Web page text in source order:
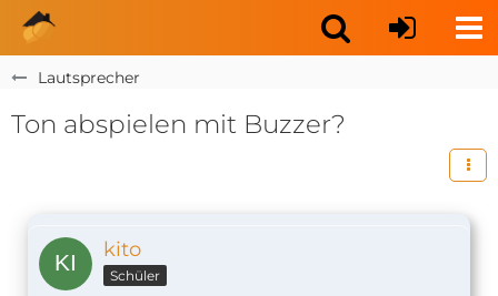
Lautsprecher
Ton abspielen mit Buzzer?
kito
Schüler